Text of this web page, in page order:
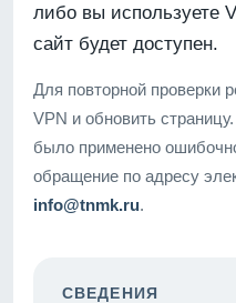
либо вы используете
сайт будет доступен.
Для повторной проверки
VPN и обновить
было применено
обращение по адресу
info@tnmk.ru.
СВЕДЕНИЯ